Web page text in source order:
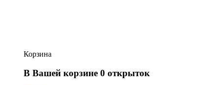
Корзина
В Вашей корзине 0 открыток